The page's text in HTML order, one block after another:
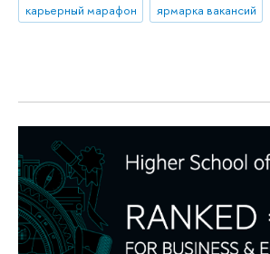
карьерный марафон
ярмарка вакансий